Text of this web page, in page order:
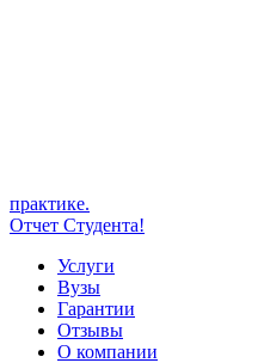
практике.
Отчет Студента!
Услуги
Вузы
Гарантии
Отзывы
О компании